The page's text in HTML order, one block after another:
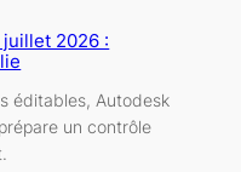
2026 :
éditables, Autodesk
un contrôle